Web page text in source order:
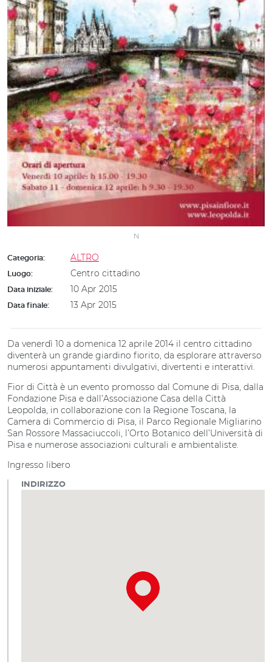
N
Categoria: ALTRO
Luogo: Centro cittadino
Data iniziale: 10 Apr 2015
Data finale: 13 Apr 2015
Da venerdì 10 a domenica 12 aprile 2014 il centro cittadino
diventerà un grande giardino fiorito, da esplorare attraverso
numerosi appuntamenti divulgativi, divertenti e interattivi.
Fior di Città è un evento promosso dal Comune di Pisa, dalla
Fondazione Pisa e dall’Associazione Casa della Città
Leopolda, in collaborazione con la Regione Toscana, la
Camera di Commercio di Pisa, il Parco Regionale Migliarino
San Rossore Massaciuccoli, l’Orto Botanico dell’Università di
Pisa e numerose associazioni culturali e ambientaliste.
Ingresso libero
INDIRIZZO